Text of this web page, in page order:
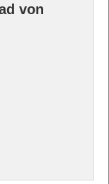
von